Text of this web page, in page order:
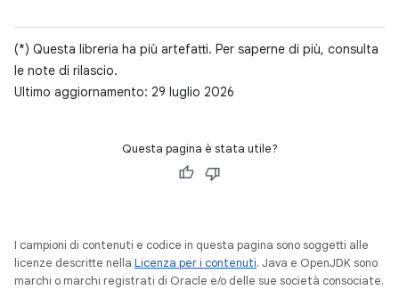
(*) Questa libreria ha più artefatti. Per saperne di più, consulta
le note di rilascio.
Ultimo aggiornamento: 29 luglio 2026
Questa pagina è stata utile?
I campioni di contenuti e codice in questa pagina sono soggetti alle
licenze descritte nella Licenza per i contenuti. Java e OpenJDK sono
marchi o marchi registrati di Oracle e/o delle sue società consociate.